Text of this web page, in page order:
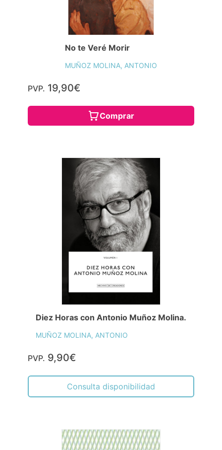
No te Veré Morir
MUÑOZ MOLINA, ANTONIO
PVP. 19,90€
Comprar
Diez Horas con Antonio Muñoz Molina.
MUÑOZ MOLINA, ANTONIO
PVP. 9,90€
Consulta disponibilidad